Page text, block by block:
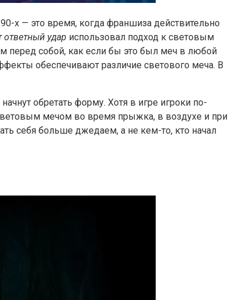
х — это время, когда франшиза действительно
удар использовал подход к световым
перед собой, как если бы это был меч в любой
обеспечивают различие светового меча. В
обретать форму. Хотя в игре игроки по-
мечом во время прыжка, в воздухе и при
себя больше джедаем, а не кем-то, кто начал